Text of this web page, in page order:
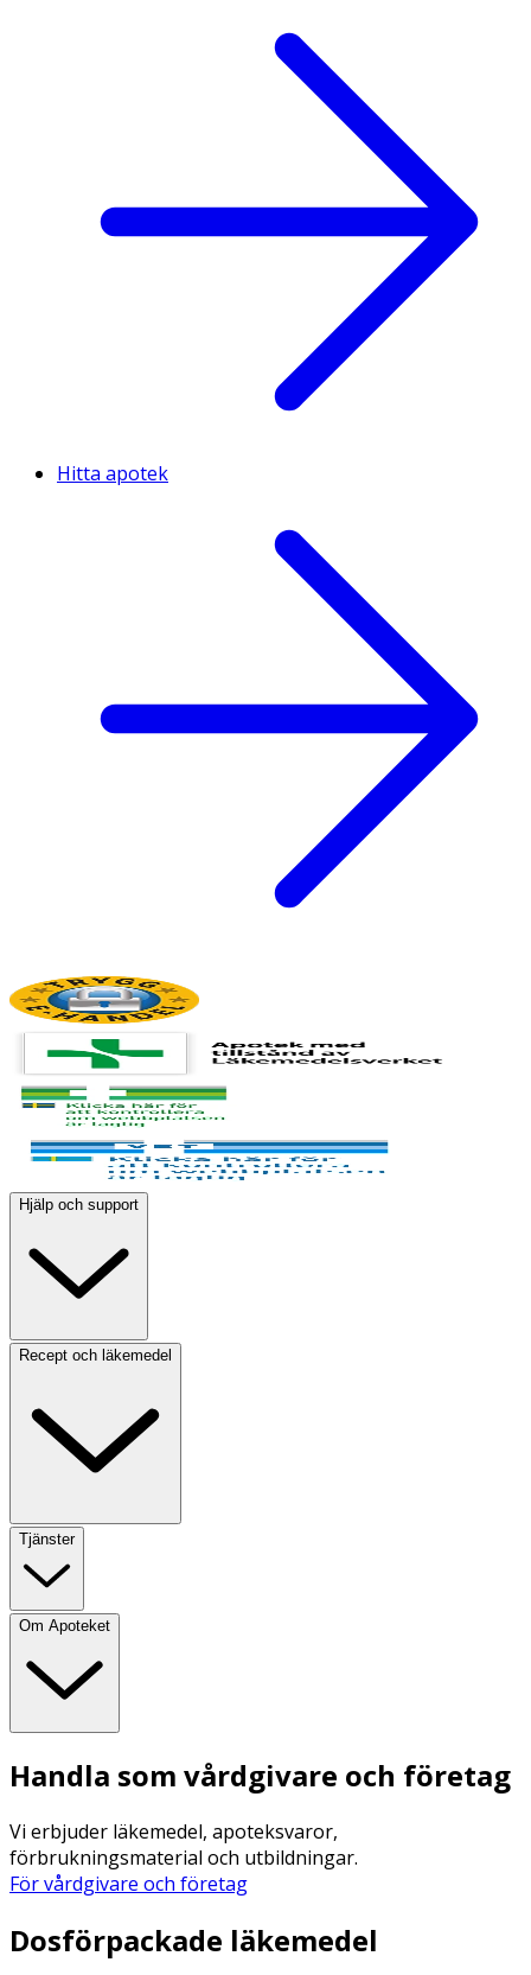
Hitta apotek
Hjälp och support
Recept och läkemedel
Tjänster
Om Apoteket
Handla som vårdgivare och företag
Vi erbjuder läkemedel, apoteksvaror,
förbrukningsmaterial och utbildningar.
För vårdgivare och företag
Dosförpackade läkemedel